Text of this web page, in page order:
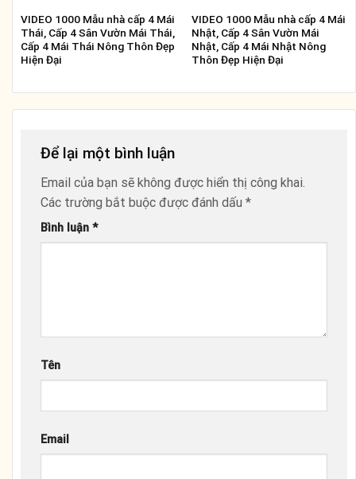
VIDEO 1000 Mẫu nhà cấp 4 Mái
Thái, Cấp 4 Sân Vườn Mái Thái,
Cấp 4 Mái Thái Nông Thôn Đẹp
Hiện Đại
VIDEO 1000 Mẫu nhà cấp 4 Mái
Nhật, Cấp 4 Sân Vườn Mái
Nhật, Cấp 4 Mái Nhật Nông
Thôn Đẹp Hiện Đại
Để lại một bình luận
Email của bạn sẽ không được hiển thị công khai.
Các trường bắt buộc được đánh dấu *
Bình luận *
Tên
Email